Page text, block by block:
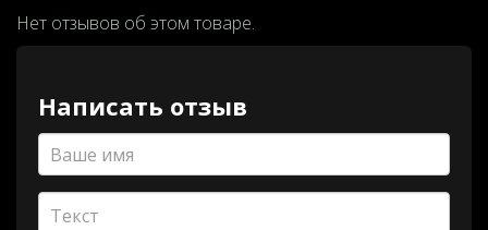
Нет отзывов об этом товаре.
Написать отзыв